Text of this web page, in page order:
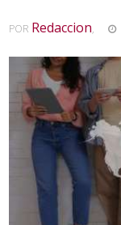
POR Redaccion,